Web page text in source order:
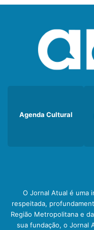
Agenda Cultural
O Jornal Atual é uma
respeitada,
Região Metropolitana e
sua fundação, o Jornal